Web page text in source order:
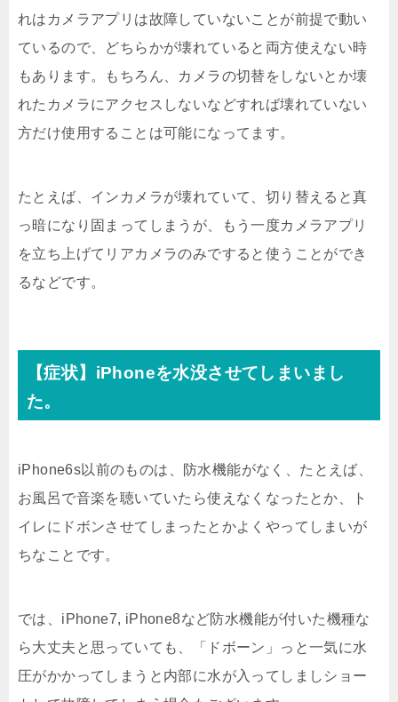
れはカメラアプリは故障していないことが前提で動い
ているので、どちらかが壊れていると両方使えない時
もあります。もちろん、カメラの切替をしないとか壊
れたカメラにアクセスしないなどすれば壊れていない
方だけ使用することは可能になってます。
たとえば、インカメラが壊れていて、切り替えると真
っ暗になり固まってしまうが、もう一度カメラアプリ
を立ち上げてリアカメラのみですると使うことができ
るなどです。
【症状】iPhoneを水没させてしまいまし
た。
iPhone6s以前のものは、防水機能がなく、たとえば、
お風呂で音楽を聴いていたら使えなくなったとか、ト
イレにドボンさせてしまったとかよくやってしまいが
ちなことです。
では、iPhone7, iPhone8など防水機能が付いた機種な
ら大丈夫と思っていても、「ドボーン」っと一気に水
圧がかかってしまうと内部に水が入ってしましショー